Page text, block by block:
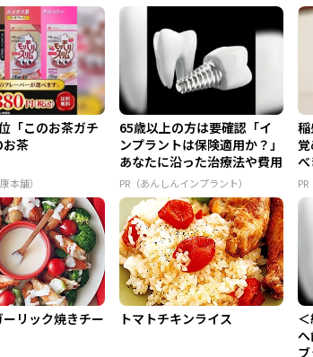
「このお茶ガチ
お茶
本舗）
65歳以上の方は要確認「イ
ンプラントは保険適用か？」
あなたに沿った治療法や費用
を...
PR（あんしんインプラント）
リック焼きチー
トマトチキンライス